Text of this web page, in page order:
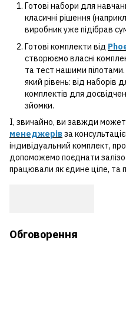
Готові набори для
класичні рішення
виробник уже підібрав
Готові комплекти від
створюємо власні
та тест нашими пілотами.
який рівень: від наборів
комплектів для
зйомки.
І, звичайно, ви завжди
менеджерів за
індивідуальний комплект,
допоможемо поєднати
працювали як єдине ціле, та
Обговорення